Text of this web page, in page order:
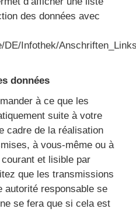
des données avec
DE/Infothek/
données
à ce que les
suite à votre
cadre de la réalisation
à vous-même ou à
et lisible par
que les transmissions
autorité responsable se
se fera que si cela est